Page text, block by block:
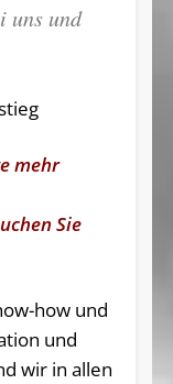
uns und
mehr
Sie
how und
und
wir in allen